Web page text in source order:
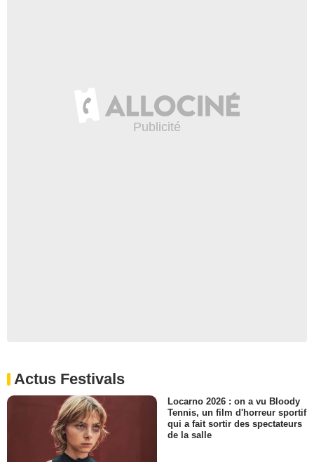
Actus Festivals
Locarno 2026 : on a vu Bloody
Tennis, un film d'horreur sportif
qui a fait sortir des spectateurs
de la salle